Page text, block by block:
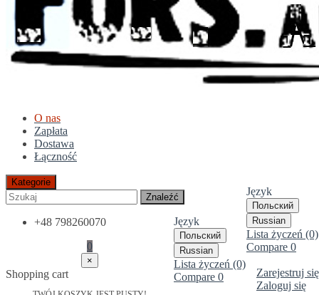
O nas
Zapłata
Dostawa
Łączność
Język
Польский
Russian
Lista życzeń (0)
Compare 0
Zarejestruj się
Zaloguj się
Kategorie
Znaleźć
Język
Польский
Russian
Lista życzeń (0)
Compare 0
+48 798260070
0
×
Shopping cart